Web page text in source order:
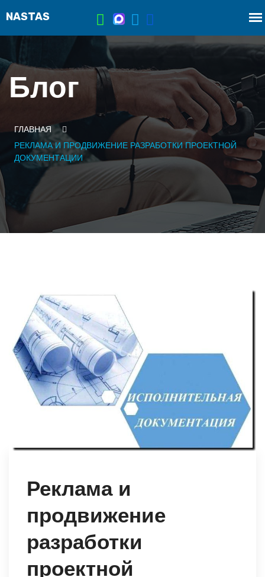
Блог
ГЛАВНАЯ
РЕКЛАМА И ПРОДВИЖЕНИЕ РАЗРАБОТКИ ПРОЕКТНОЙ
ДОКУМЕНТАЦИИ
Реклама и
продвижение
разработки
проектной